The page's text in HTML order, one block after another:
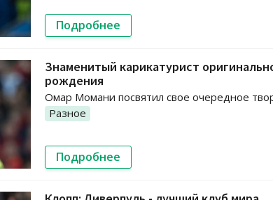
Подробнее
Знаменитый карикатурист
рождения
Омар Момани посвятил свое очередное
Разное
Подробнее